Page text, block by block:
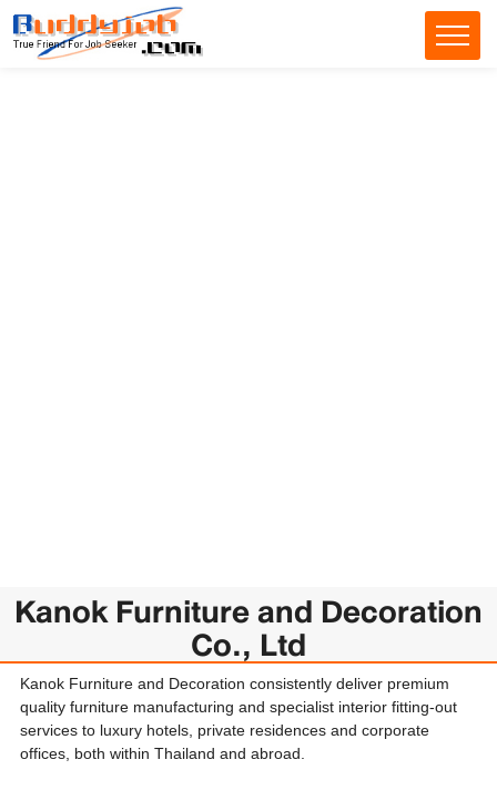
Kanok Furniture and Decoration
Co., Ltd
Kanok Furniture and Decoration consistently deliver premium
quality furniture manufacturing and specialist interior fitting-out
services to luxury hotels, private residences and corporate
offices, both within Thailand and abroad.